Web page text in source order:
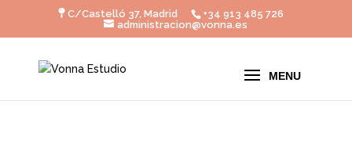
C/Castelló 37, Madrid
+34 913 485 726
administracion@vonna.es